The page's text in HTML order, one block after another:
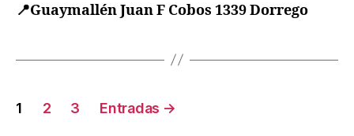
📍Guaymallén Juan F Cobos 1339 Dorrego
1 2 3 Entradas →